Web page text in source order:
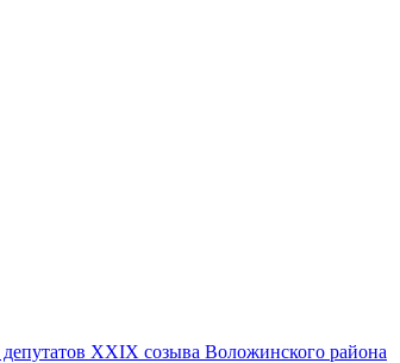
депутатов ХХIХ созыва Воложинского района